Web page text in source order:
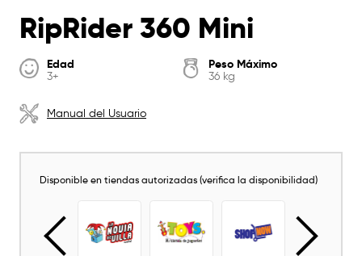
RipRider 360 Mini
Edad
3+
Peso Máximo
36 kg
Manual del Usuario
Disponible en tiendas autorizadas (verifica la disponibilidad)